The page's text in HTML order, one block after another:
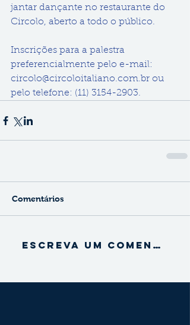
jantar dançante no restaurante do
Circolo, aberto a todo o público.
Inscrições para a palestra
preferencialmente pelo e-mail:
circolo@circoloitaliano.com.br ou
pelo telefone: (11) 3154-2903.
Comentários
Escreva um comentário